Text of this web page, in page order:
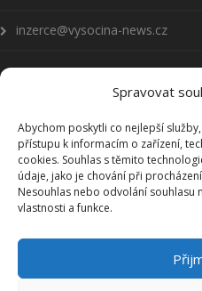
Spravovat
Abychom poskytli co nejlepší
přístupu k informacím o zařízení,
cookies. Souhlas s těmito
údaje, jako je chování při
Nesouhlas nebo odvolání souhlasu
vlastnosti a funkce.
inzerce@vysocina-news.cz
Přihlásit se k odběru novinek
Všeobecné podmínky